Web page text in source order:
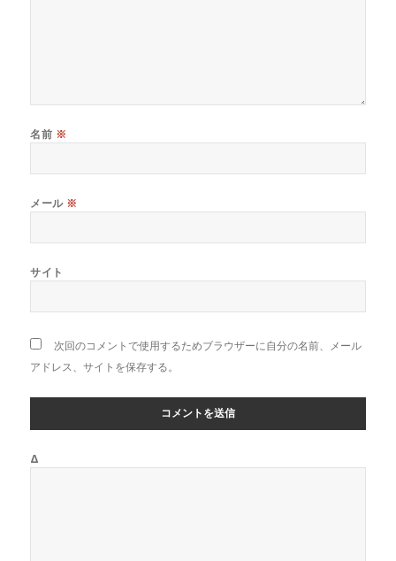
名前 ※
メール ※
サイト
次回のコメントで使用するためブラウザーに自分の名前、メール
アドレス、サイトを保存する。
Δ